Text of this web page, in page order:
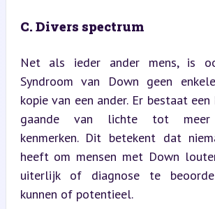
C. Divers spectrum
Net als ieder ander mens, is
Syndroom van Down geen
kopie van een ander. Er bestaat
gaande van lichte tot meer
kenmerken. Dit betekent dat
heeft om mensen met Down
uiterlijk of diagnose te
kunnen of potentieel.